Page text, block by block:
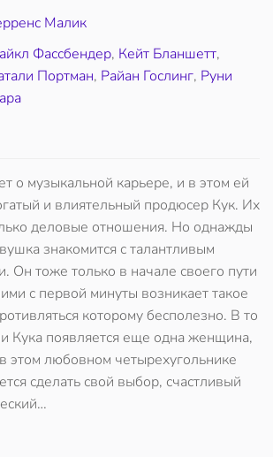
Малик
Фассбендер, Кейт Бланшетт,
Портман, Райан Гослинг, Руни
о музыкальной карьере, и в этом ей
и влиятельный продюсер Кук. Их
деловые отношения. Но однажды
знакомится с талантливым
Он тоже только в начале своего пути
с первой минуты возникает такое
которому бесполезно. В то
Кука появляется еще одна женщина,
этом любовном четырехугольнике
сделать свой выбор, счастливый